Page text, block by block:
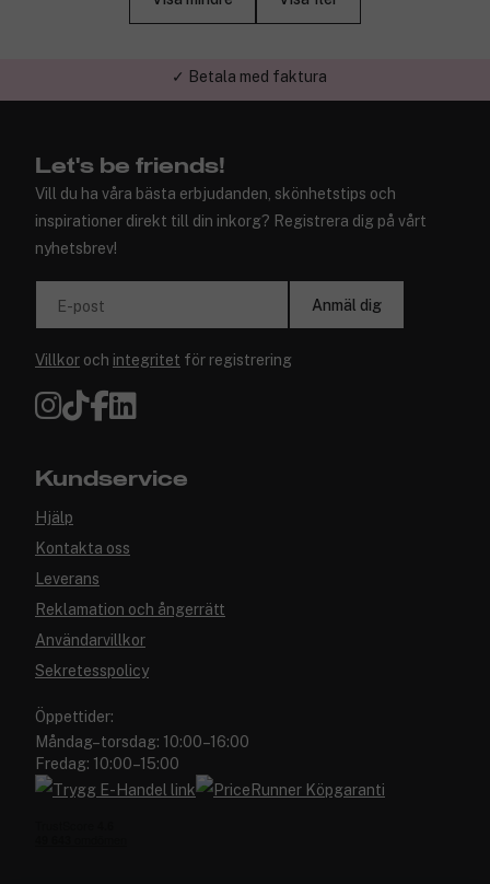
✓ Trygg E-handel
Let's be friends!
Vill du ha våra bästa erbjudanden, skönhetstips och
inspirationer direkt till din inkorg? Registrera dig på vårt
nyhetsbrev!
E-post Anmäl dig
Villkor och integritet för registrering
Kundservice
Hjälp
Kontakta oss
Leverans
Reklamation och ångerrätt
Användarvillkor
Sekretesspolicy
Öppettider:
Måndag–torsdag: 10:00–16:00
Fredag: 10:00–15:00